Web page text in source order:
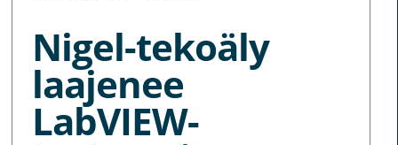
Nigel-tekoäly
laajenee
LabVIEW-